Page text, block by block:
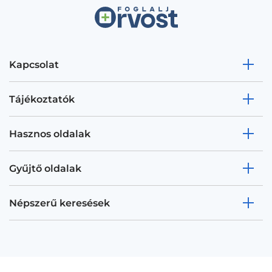
Kapcsolat
Tájékoztatók
Hasznos oldalak
Gyűjtő oldalak
Népszerű keresések